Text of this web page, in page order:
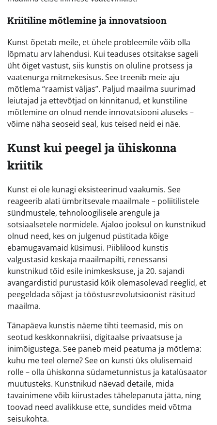
Kriitiline mõtlemine ja innovatsioon
Kunst õpetab meile, et ühele probleemile võib olla
lõpmatu arv lahendusi. Kui teaduses otsitakse sageli
üht õiget vastust, siis kunstis on oluline protsess ja
vaatenurga mitmekesisus. See treenib meie aju
mõtlema “raamist väljas”. Paljud maailma suurimad
leiutajad ja ettevõtjad on kinnitanud, et kunstiline
mõtlemine on olnud nende innovatsiooni aluseks –
võime näha seoseid seal, kus teised neid ei näe.
Kunst kui peegel ja ühiskonna
kriitik
Kunst ei ole kunagi eksisteerinud vaakumis. See
reageerib alati ümbritsevale maailmale – poliitilistele
sündmustele, tehnoloogilisele arengule ja
sotsiaalsetele normidele. Ajaloo jooksul on kunstnikud
olnud need, kes on julgenud püstitada kõige
ebamugavamaid küsimusi. Piiblilood kunstis
valgustasid keskaja maailmapilti, renessansi
kunstnikud tõid esile inimkesksuse, ja 20. sajandi
avangardistid purustasid kõik olemasolevad reeglid, et
peegeldada sõjast ja tööstusrevolutsioonist räsitud
maailma.
Tänapäeva kunstis näeme tihti teemasid, mis on
seotud keskkonnakriisi, digitaalse privaatsuse ja
inimõigustega. See paneb meid peatuma ja mõtlema:
kuhu me teel oleme? See on kunsti üks olulisemaid
rolle – olla ühiskonna südametunnistus ja katalüsaator
muutusteks. Kunstnikud näevad detaile, mida
tavainimene võib kiirustades tähelepanuta jätta, ning
toovad need avalikkuse ette, sundides meid võtma
seisukohta.